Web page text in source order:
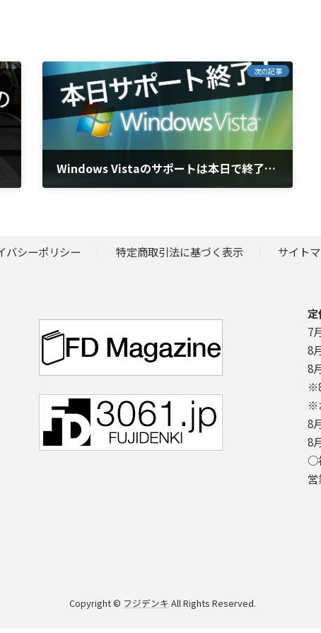
次の記事
Windows Vistaのサポートは本日で終了です
バシーポリシー 特定商取引法に基づく表示 サイト
7
8
8
※
8
8
○
Copyright © フジデンキ All Rights Reserved.